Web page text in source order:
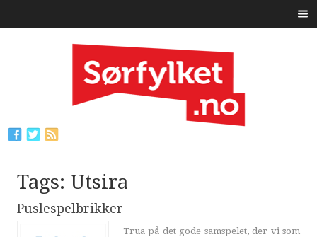
Tags: Utsira
Puslespelbrikker
Trua på det gode samspelet, der vi som